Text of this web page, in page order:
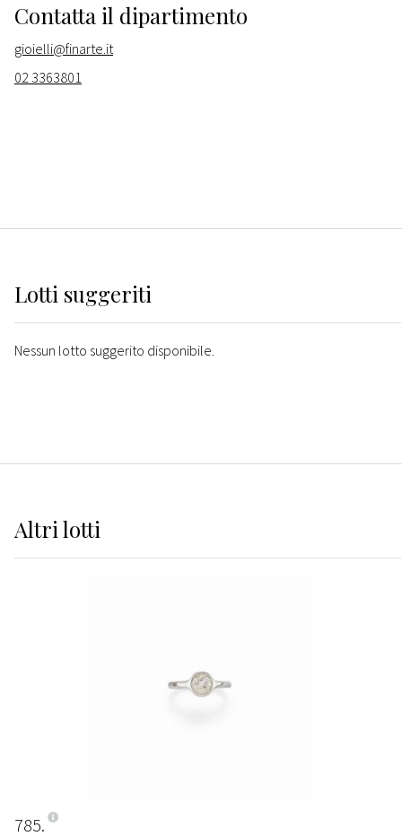
Contatta il dipartimento
gioielli@finarte.it
02 3363801
Lotti suggeriti
Nessun lotto suggerito disponibile.
Altrilotti
785